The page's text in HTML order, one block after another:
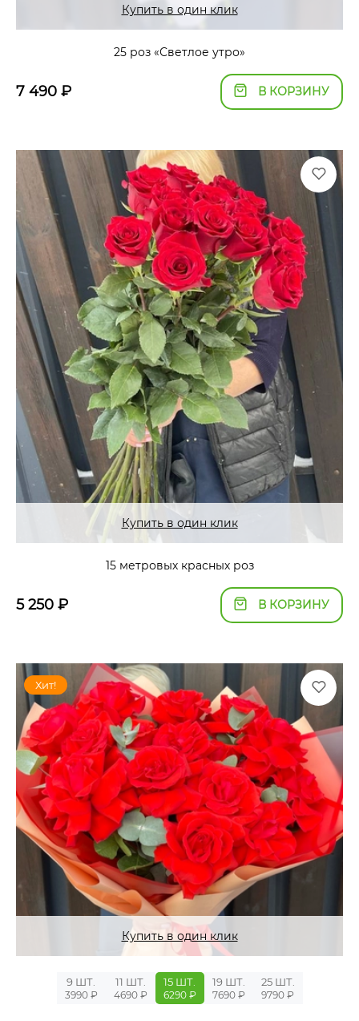
Купить в один клик
25 роз «Светлое утро»
7 490 ₽ В КОРЗИНУ
Купить в один клик
15 метровых красных роз
5 250 ₽ В КОРЗИНУ
Хит!
Купить в один клик
9 ШТ.
3990 ₽
11 ШТ.
4690 ₽
15 ШТ.
6290 ₽
19 ШТ.
7690 ₽
25 ШТ.
9790 ₽